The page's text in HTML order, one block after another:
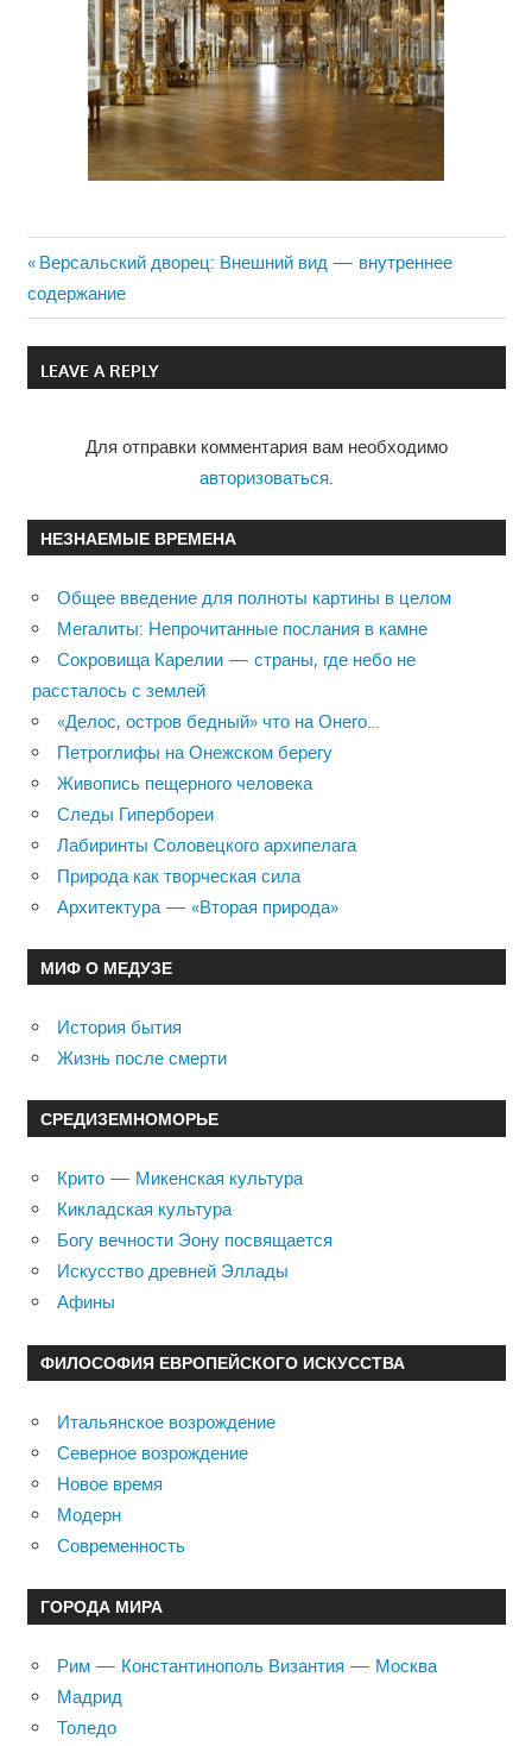
Навигация
по
записям
Previous
Post:
Версальский дворец: Внешний вид — внутреннее
содержание
LEAVE A REPLY
Для отправки комментария вам необходимо
авторизоваться
НЕЗНАЕМЫЕ ВРЕМЕНА
Общее введение для полноты картины в целом
Мегалиты: Непрочитанные послания в камне
Сокровища Карелии — страны, где небо не
рассталось с землей
«Делос, остров бедный» что на Онего…
Петроглифы на Онежском берегу
Живопись пещерного человека
Следы Гипербореи
Лабиринты Соловецкого архипелага
Природа как творческая сила
Архитектура — «Вторая природа»
МИФ О МЕДУЗЕ
История бытия
Жизнь после смерти
СРЕДИЗЕМНОМОРЬЕ
Крито — Микенская культура
Кикладская культура
Богу вечности Эону посвящается
Искусство древней Эллады
Афины
ФИЛОСОФИЯ ЕВРОПЕЙСКОГО ИСКУССТВА
Итальянское возрождение
Северное возрождение
Новое время
Модерн
Современность
ГОРОДА МИРА
Рим — Константинополь Византия — Москва
Мадрид
Толедо